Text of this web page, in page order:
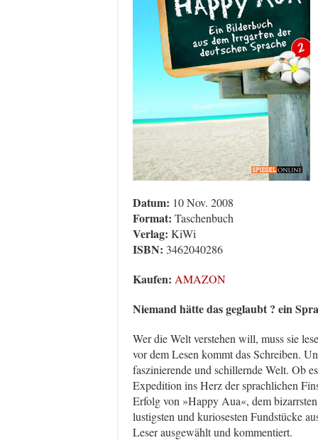
Datum: 10 Nov. 2008
Format: Taschenbuch
Verlag: KiWi
ISBN: 3462040286
Kaufen: AMAZON
Niemand hätte das geglaubt ? ein
Wer die Welt verstehen will, muss sie
vor dem Lesen kommt das Schreiben.
faszinierende und schillernde Welt. Ob
Expedition ins Herz der sprachlichen
Erfolg von »Happy Aua«, dem
lustigsten und kuriosesten Fundstücke
Leser ausgewählt und kommentiert.